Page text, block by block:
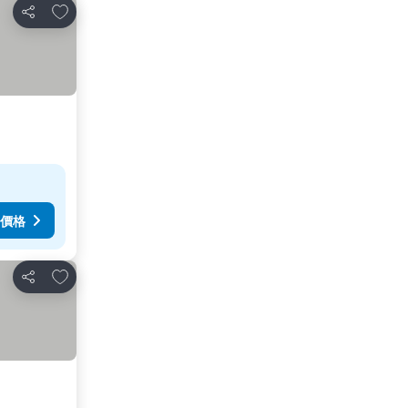
分享
放到收藏夾
格
分享
放到收藏夾